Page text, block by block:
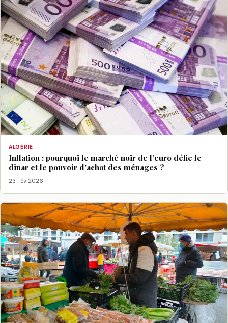
ALGÉRIE
Inflation : pourquoi le marché noir de l’euro défie le
dinar et le pouvoir d’achat des ménages ?
23 Fév 2026